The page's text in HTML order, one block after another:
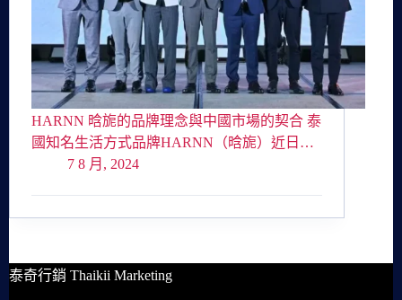
HARNN 晗旎的品牌理念與中國市場的契合 泰
國知名生活方式品牌HARNN（晗旎）近日…
7 8 月, 2024
泰奇行銷 Thaikii Marketing